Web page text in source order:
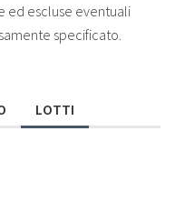
ed escluse eventuali
specificato.
LOTTI